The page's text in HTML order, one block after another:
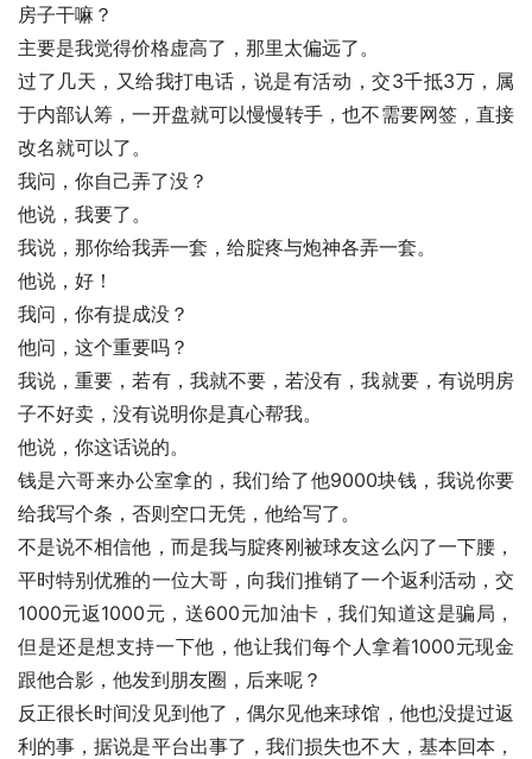
房子干嘛？
主要是我觉得价格虚高了，那里太偏远了。
过了几天，又给我打电话，说是有活动，交3千抵3万，属
于内部认筹，一开盘就可以慢慢转手，也不需要网签，直接
改名就可以了。
我问，你自己弄了没？
他说，我要了。
我说，那你给我弄一套，给腚疼与炮神各弄一套。
他说，好！
我问，你有提成没？
他问，这个重要吗？
我说，重要，若有，我就不要，若没有，我就要，有说明房
子不好卖，没有说明你是真心帮我。
他说，你这话说的。
钱是六哥来办公室拿的，我们给了他9000块钱，我说你要
给我写个条，否则空口无凭，他给写了。
不是说不相信他，而是我与腚疼刚被球友这么闪了一下腰，
平时特别优雅的一位大哥，向我们推销了一个返利活动，交
1000元返1000元，送600元加油卡，我们知道这是骗局，
但是还是想支持一下他，他让我们每个人拿着1000元现金
跟他合影，他发到朋友圈，后来呢？
反正很长时间没见到他了，偶尔见他来球馆，他也没提过返
利的事，据说是平台出事了，我们损失也不大，基本回本，